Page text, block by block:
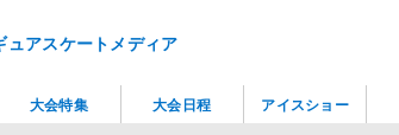
アスケートメディア
大会特集 大会日程 アイスショー